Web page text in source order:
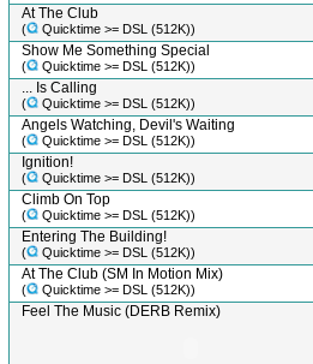
At The Club
( Quicktime >= DSL (512K))
Show Me Something Special
( Quicktime >= DSL (512K))
... Is Calling
( Quicktime >= DSL (512K))
Angels Watching, Devil's Waiting
( Quicktime >= DSL (512K))
Ignition!
( Quicktime >= DSL (512K))
Climb On Top
( Quicktime >= DSL (512K))
Entering The Building!
( Quicktime >= DSL (512K))
At The Club (SM In Motion Mix)
( Quicktime >= DSL (512K))
Feel The Music (DERB Remix)